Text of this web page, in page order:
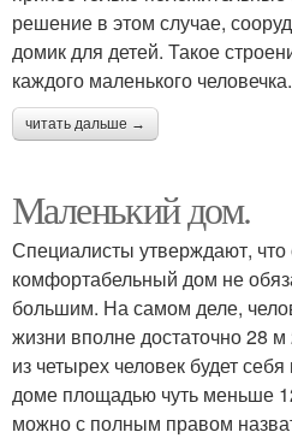
решение в этом случае,
домик для детей. Такое
каждого маленького человечка.
читать дальше →
Маленький дом.
Специалисты утверждают,
комфортабельный дом не
большим. На самом деле,
жизни вполне достаточно 28
из четырех человек будет
доме площадью чуть меньше
можно с полным правом